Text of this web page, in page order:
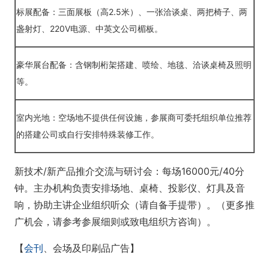
标展配备：三面展板（高2.5米）、一张洽谈桌、两把椅子、两
盏射灯、220V电源、中英文公司楣板。
豪华展台配备：含钢制桁架搭建、喷绘、地毯、洽谈桌椅及照明
等。
室内光地：空场地不提供任何设施，参展商可委托组织单位推荐
的搭建公司或自行安排特殊装修工作。
新技术/新产品推介交流与研讨会：每场16000元/40分
钟。主办机构负责安排场地、桌椅、投影仪、灯具及音
响，协助主讲企业组织听众（请自备手提带）。（更多推
广机会，请参考参展细则或致电组织方咨询）。
【会刊 、会场及印刷品广告】